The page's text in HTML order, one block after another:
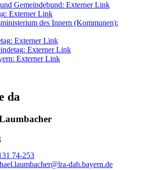
Gemeindebund: Externer Link
: Externer Link
des Innern (Kommunen):
: Externer Link
: Externer Link
: Externer Link
da
74-253
dah.bayern.de